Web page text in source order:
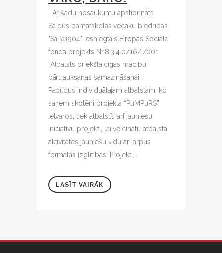
Ar šādu nosaukumu apstiprināts
Saldus pamatskolas vecāku biedrības
"SaPa1904" iesniegtais Eiropas Sociālā
fonda projekts Nr.8.3.4.0/16/I/001
“Atbalsts priekšlaicīgas mācību
pārtraukšanas samazināšanai”.
Papildus individuālajam atbalstam, ko
saņem skolēni projekta “PuMPuRS”
ietvaros, tiek atbalstīti arī jauniešu
iniciatīvu projekti, lai veicinātu atbalsta
aktivitātes jauniešu vidū arī ārpus
formālās izglītības. Projekti...
LASĪT VAIRĀK